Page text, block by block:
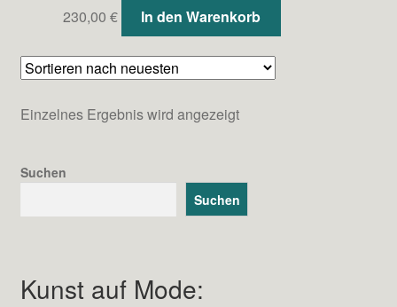
230,00 € In den Warenkorb
Einzelnes Ergebnis wird angezeigt
Suchen
Suchen
Kunst auf Mode: